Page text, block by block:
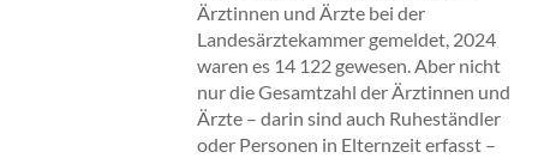
Ärztinnen und Ärzte bei der
Landesärztekammer gemeldet, 2024
waren es 14 122 gewesen. Aber nicht
nur die Gesamtzahl der Ärztinnen und
Ärzte – darin sind auch Ruheständler
oder Personen in Elternzeit erfasst –